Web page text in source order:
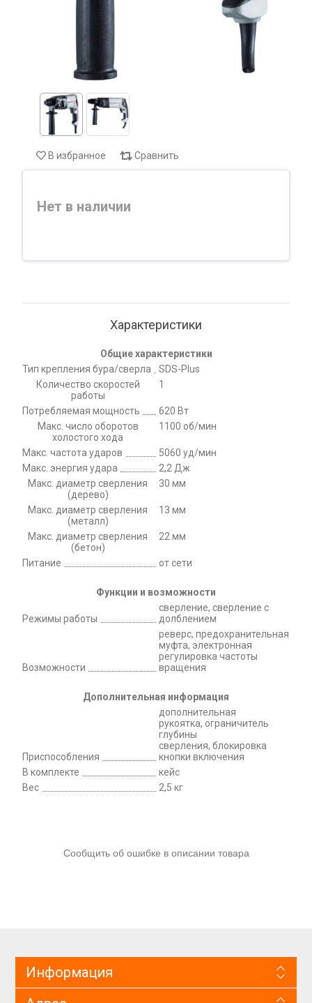
В избранное Сравнить
Нет в наличии
Характеристики
Общие характеристики
Тип крепления бура/сверла
SDS-Plus
Количество скоростей
работы
1
Потребляемая мощность
620 Вт
Макс. число оборотов
холостого хода
1100 об/мин
Макс. частота ударов
5060 уд/мин
Макс. энергия удара
2,2 Дж
Макс. диаметр сверления
(дерево)
30 мм
Макс. диаметр сверления
(металл)
13 мм
Макс. диаметр сверления
(бетон)
22 мм
Питание от сети
Функции и возможности
Режимы работы
сверление, сверление с
долблением
Возможности
реверс, предохранительная
муфта, электронная
регулировка частоты
вращения
Дополнительная информация
Приспособления
дополнительная
рукоятка, ограничитель
глубины
сверления, блокировка
кнопки включения
В комплекте
кейс
Вес
2,5 кг
Сообщить об ошибке в описании товара
Информация